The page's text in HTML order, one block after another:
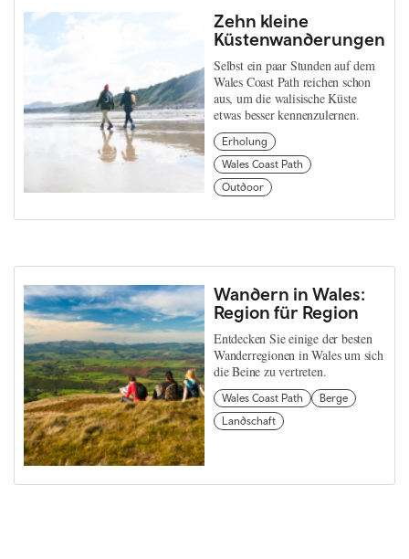
Zehn kleine
Küstenwanderungen
Selbst ein paar Stunden auf dem
Wales Coast Path reichen schon
aus, um die walisische Küste
etwas besser kennenzulernen.
Erholung
Wales Coast Path
Outdoor
Wandern in Wales:
Region für Region
Entdecken Sie einige der besten
Wanderregionen in Wales um sich
die Beine zu vertreten.
Wales Coast Path
Berge
Landschaft